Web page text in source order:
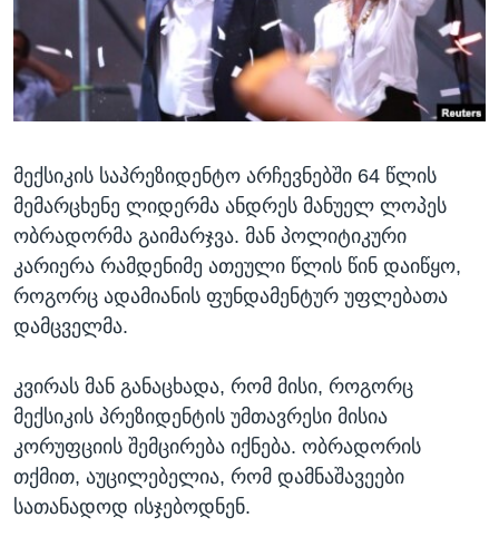
ᲡᲢᲣᲓᲘᲐ ᲕᲐᲨᲘᲜᲒᲢᲝᲜᲘ
ᲔᲙᲝᲜᲝᲛᲘᲙᲐ
ᲯᲐᲜᲛᲠᲗᲔᲚᲝᲑᲐ
ᲛᲔᲪᲜᲘᲔᲠᲔᲑᲐ
ᲙᲣᲚᲢᲣᲠᲐ
ᲒᲐᲚᲘᲚᲔᲝ
ᲓᲔᲖᲘᲜᲤᲝᲠᲛᲐᲪᲘᲐ
Learning English
ᲗᲕᲐᲚᲘ ᲒᲕᲐᲓᲔᲕᲜᲔᲗ
ენები
მექსიკის საპრეზიდენტო არჩევნებში 64 წლის
მემარცხენე ლიდერმა ანდრეს მანუელ ლოპეს
ობრადორმა გაიმარჯვა. მან პოლიტიკური
კარიერა რამდენიმე ათეული წლის წინ დაიწყო,
როგორც ადამიანის ფუნდამენტურ უფლებათა
დამცველმა.
კვირას მან განაცხადა, რომ მისი, როგორც
მექსიკის პრეზიდენტის უმთავრესი მისია
კორუფციის შემცირება იქნება. ობრადორის
თქმით, აუცილებელია, რომ დამნაშავეები
სათანადოდ ისჯებოდნენ.